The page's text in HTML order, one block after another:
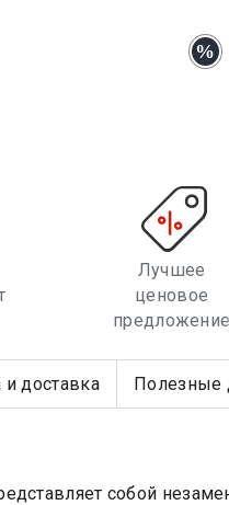
Лучшее
ценовое
предложение
и доставка Полезные
собой